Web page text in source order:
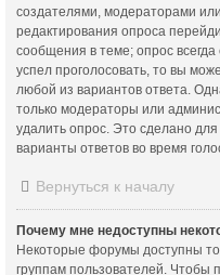
создателями, модераторами
редактирования опроса
сообщения в теме; опрос
успел проголосовать, то вы
любой из вариантов ответа.
только модераторы или
удалить опрос. Это сделано
варианты ответов во время
Вернуться к началу
Почему мне недоступны
Некоторые форумы доступны
группам пользователей. Чтобы